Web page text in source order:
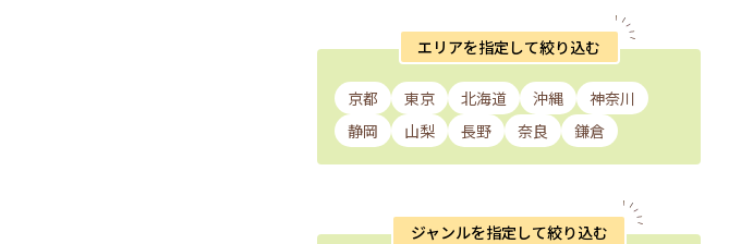
エリアを指定して絞り込む
京都 東京 北海道 沖縄
神奈川
静岡
山梨 長野 奈良 鎌倉
ジャンルを指定して絞り込む